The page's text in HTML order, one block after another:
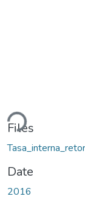
Files
Date
2016